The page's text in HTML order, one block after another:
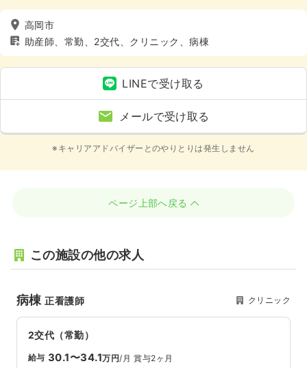
高岡市
助産師、常勤、2交代、クリニック、病棟
LINEで受け取る
メールで受け取る
※キャリアアドバイザーとのやりとりは発生しません
ページ上部へ戻る
この施設の他の求人
病棟正看護師 クリニック
2交代（常勤）
給与 30.1〜34.1万円/月 賞与2ヶ月